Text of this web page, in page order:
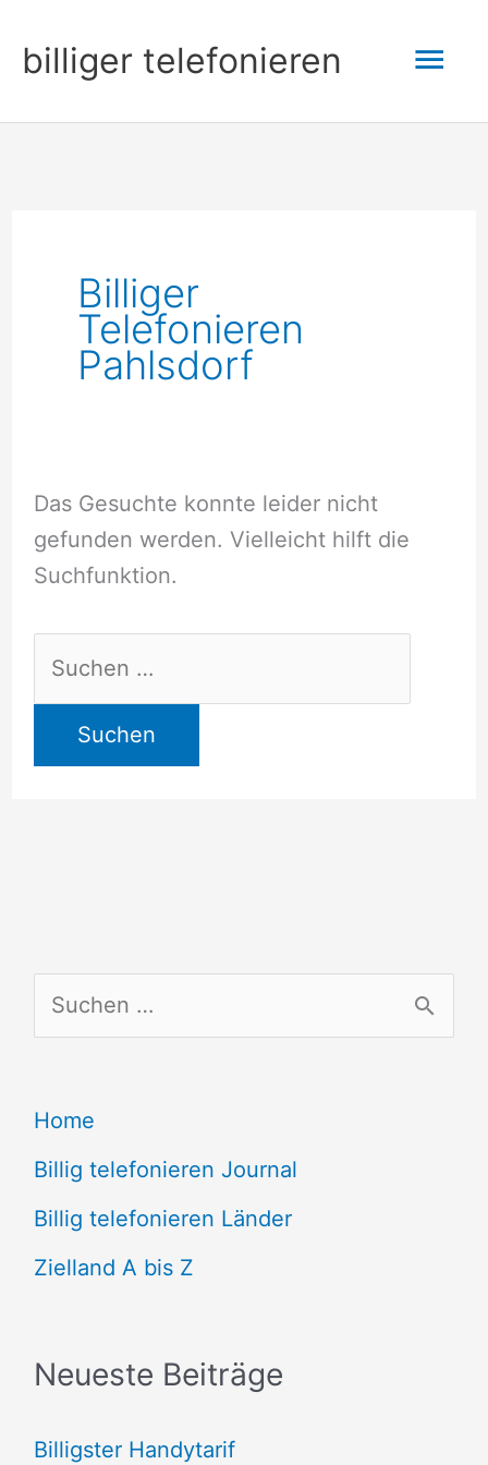
Inhalt
springen
billiger telefonieren
Billiger
Telefonieren
Pahlsdorf
Das Gesuchte konnte leider nicht
gefunden werden. Vielleicht hilft die
Suchfunktion.
nach:
u
h
e
n
n
h
Home
Billig telefonieren Journal
Billig telefonieren Länder
Zielland A bis Z
Neueste Beiträge
Billigster Handytarif